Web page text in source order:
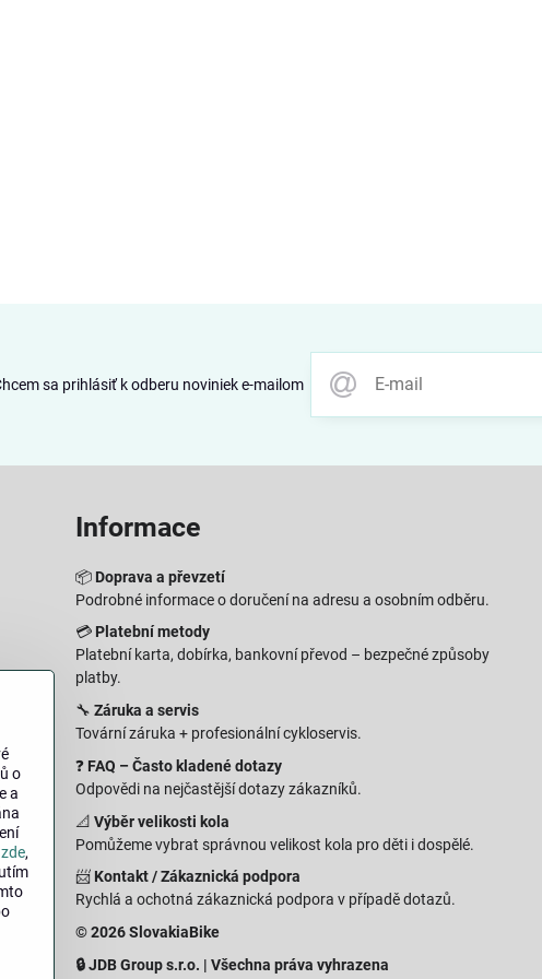
sa prihlásiť k odberu noviniek e-mailom
Informace
📦 Doprava a převzetí
Podrobné informace o doručení na adresu a osobním odběru.
💳 Platební metody
Platební karta, dobírka, bankovní převod – bezpečné způsoby
platby.
🔧 Záruka a servis
Tovární záruka + profesionální cykloservis.
❓ FAQ – Často kladené dotazy
Odpovědi na nejčastější dotazy zákazníků.
📐 Výběr velikosti kola
Pomůžeme vybrat správnou velikost kola pro děti i dospělé.
📨 Kontakt / Zákaznická podpora
Rychlá a ochotná zákaznická podpora v případě dotazů.
© 2026 SlovakiaBike
🔒 JDB Group s.r.o. | Všechna práva vyhrazena
o
a
,